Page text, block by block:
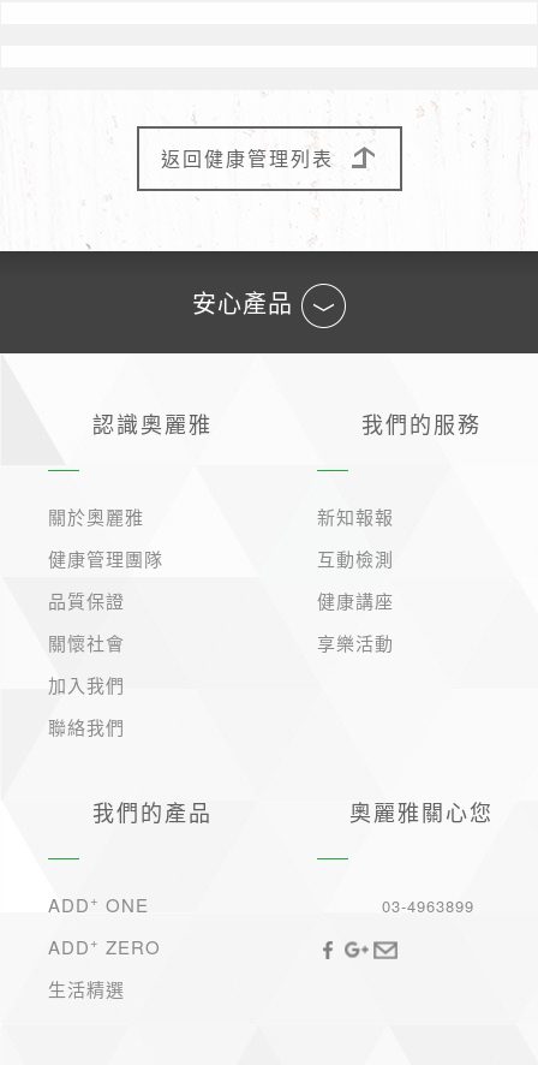
返回健康管理列表
安心產品
認識奧麗雅
關於奧麗雅
健康管理團隊
品質保證
關懷社會
加入我們
聯絡我們
我們的服務
新知報報
互動檢測
健康講座
享樂活動
我們的產品
ADD+ ONE
ADD+ ZERO
生活精選
奧麗雅關心您
03-4963899